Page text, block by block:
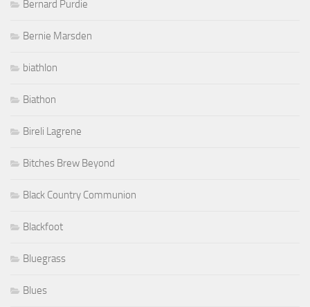
Bernard Purdie
Bernie Marsden
biathlon
Biathon
Bireli Lagrene
Bitches Brew Beyond
Black Country Communion
Blackfoot
Bluegrass
Blues